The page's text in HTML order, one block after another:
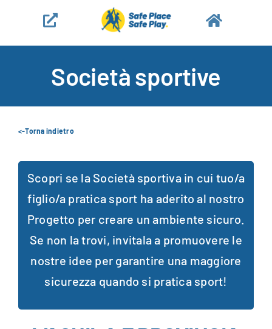
Società sportive
<-Torna indietro
Scopri se la Società sportiva in cui tuo/a
figlio/a pratica sport ha aderito al nostro
Progetto per creare un ambiente sicuro.
Se non la trovi, invitala a promuovere le
nostre idee per garantire una maggiore
sicurezza quando si pratica sport!